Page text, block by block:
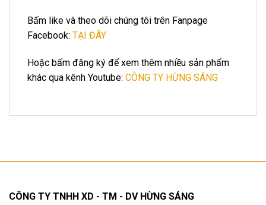
Bấm like và theo dõi chúng tôi trên Fanpage
Facebook: TẠI ĐÂY
Hoặc bấm đăng ký để xem thêm nhiều sản phẩm
khác qua kênh Youtube: CÔNG TY HỪNG SÁNG
CÔNG TY TNHH XD - TM - DV HỪNG SÁNG